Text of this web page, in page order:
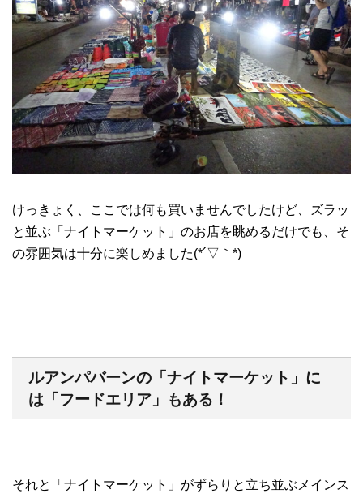
けっきょく、ここでは何も買いませんでしたけど、ズラッ
と並ぶ「ナイトマーケット」のお店を眺めるだけでも、そ
の雰囲気は十分に楽しめました(*´▽｀*)
ルアンパバーンの「ナイトマーケット」に
は「フードエリア」もある！
それと「ナイトマーケット」がずらりと立ち並ぶメインス